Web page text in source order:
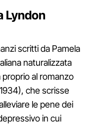
Lyndon
scritti da Pamela
naturalizzata
proprio al romanzo
che scrisse
le pene dei
in cui